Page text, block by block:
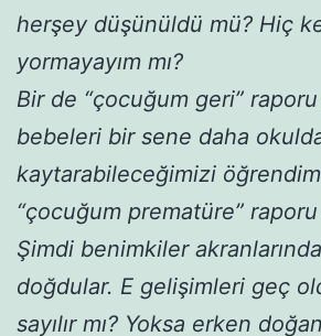
herşey düşünüldü mü? Hiç
yormayayım mı?
Bir de “çocuğum geri”
bebeleri bir sene daha
kaytarabileceğimizi
“çocuğum prematüre” raporu
Şimdi benimkiler
doğdular. E gelişimleri geç
sayılır mı? Yoksa erken